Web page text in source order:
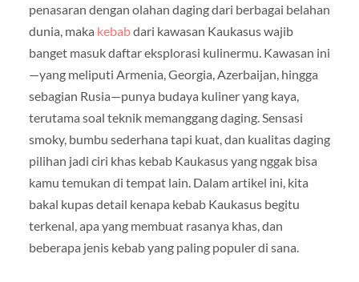
penasaran dengan olahan daging dari berbagai belahan
dunia, maka kebabdari kawasan Kaukasus wajib
banget masuk daftar eksplorasi kulinermu. Kawasan ini
—yang meliputi Armenia, Georgia, Azerbaijan, hingga
sebagian Rusia—punya budaya kuliner yang kaya,
terutama soal teknik memanggang daging. Sensasi
smoky, bumbu sederhana tapi kuat, dan kualitas daging
pilihan jadi ciri khas kebab Kaukasus yang nggak bisa
kamu temukan di tempat lain. Dalam artikel ini, kita
bakal kupas detail kenapa kebab Kaukasus begitu
terkenal, apa yang membuat rasanya khas, dan
beberapa jenis kebab yang paling populer di sana.